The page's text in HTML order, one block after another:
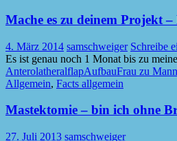
Mache es zu deinem Projekt
4. März 2014 samschweiger Schreibe
Es ist genau noch 1 Monat bis zu
AnterolatheralflapAufbauFrau zu Mann
Allgemein, Facts allgemein
Mastektomie – bin ich ohne
27. Juli 2013 samschweiger